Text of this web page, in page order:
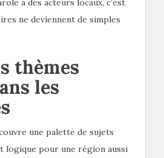
ne deviennent de simples
thèmes
les
une palette de sujets
logique pour une région aussi